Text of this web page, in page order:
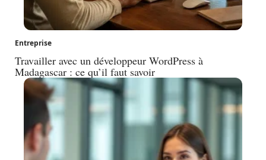
Entreprise
Travailler avec un développeur WordPress à
Madagascar : ce qu’il faut savoir